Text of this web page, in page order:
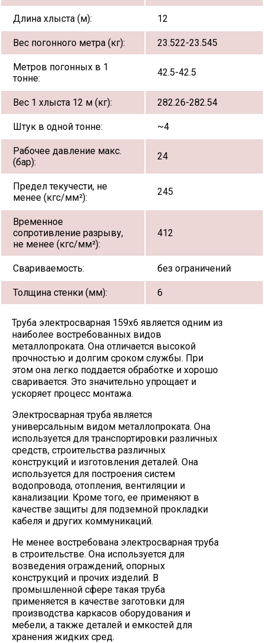
Длина хлыста (м): 12
Вес погонного метра (кг): 23.522-23.545
Метров погонных в 1
тонне:
42.5-42.5
Вес 1 хлыста 12 м (кг): 282.26-282.54
Штук в одной тонне: ~4
Рабочее давление макс.
(бар):
24
Предел текучести, не
менее (кгс/мм²):
245
Временное
сопротивление разрыву,
не менее (кгс/мм²):
412
Свариваемость: без ограничений
Толщина стенки (мм): 6
Труба электросварная 159х6 является одним из
наиболее востребованных видов
металлопроката. Она отличается высокой
прочностью и долгим сроком службы. При
этом она легко поддается обработке и хорошо
сваривается. Это значительно упрощает и
ускоряет процесс монтажа.
Электросварная труба является
универсальным видом металлопроката. Она
используется для транспортировки различных
средств, строительства различных
конструкций и изготовления деталей. Она
используется для построения систем
водопровода, отопления, вентиляции и
канализации. Кроме того, ее применяют в
качестве защиты для подземной прокладки
кабеля и других коммуникаций.
Не менее востребована электросварная труба
в строительстве. Она используется для
возведения ограждений, опорных
конструкций и прочих изделий. В
промышленной сфере такая труба
применяется в качестве заготовки для
производства каркасов оборудования и
мебели, а также деталей и емкостей для
хранения жидких сред.